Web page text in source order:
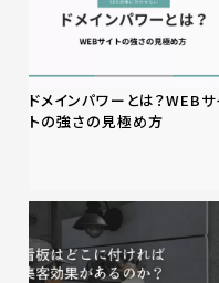
ドメインパワーとは？WEBサ
トの強さの見極め方